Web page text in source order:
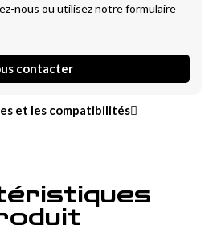
nous ou utilisez notre formulaire
contacter
et les compatibilités